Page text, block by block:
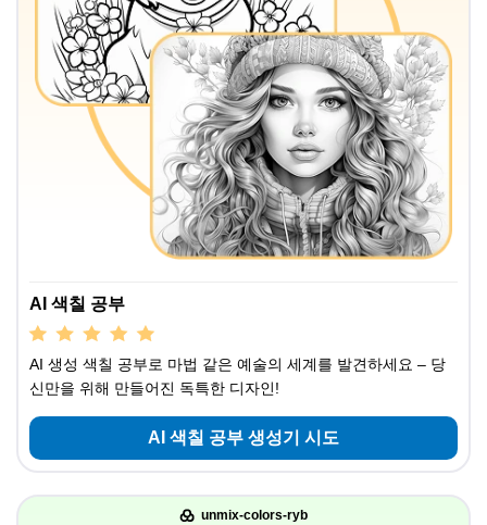
AI 색칠 공부
AI 생성 색칠 공부로 마법 같은 예술의 세계를 발견하세요 – 당
신만을 위해 만들어진 독특한 디자인!
AI 색칠 공부 생성기 시도
unmix-colors-ryb